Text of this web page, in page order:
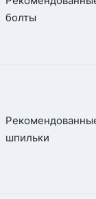
болты
шпильки